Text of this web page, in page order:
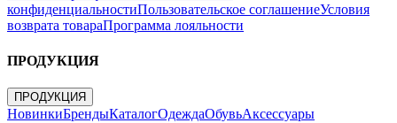
конфиденциальностиПользовательское соглашениеУсловия
возврата товараПрограмма лояльности
ПРОДУКЦИЯ
ПРОДУКЦИЯ
НовинкиБрендыКаталогОдеждаОбувьАксессуары